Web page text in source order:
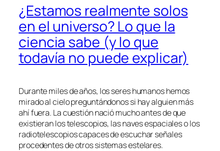
¿Estamos realmente solos
en el universo? Lo que la
ciencia sabe (y lo que
todavía no puede explicar)
Durante miles de años, los seres humanos hemos
mirado al cielo preguntándonos si hay alguien más
ahí fuera. La cuestión nació mucho antes de que
existieran los telescopios, las naves espaciales o los
radiotelescopios capaces de escuchar señales
procedentes de otros sistemas estelares.